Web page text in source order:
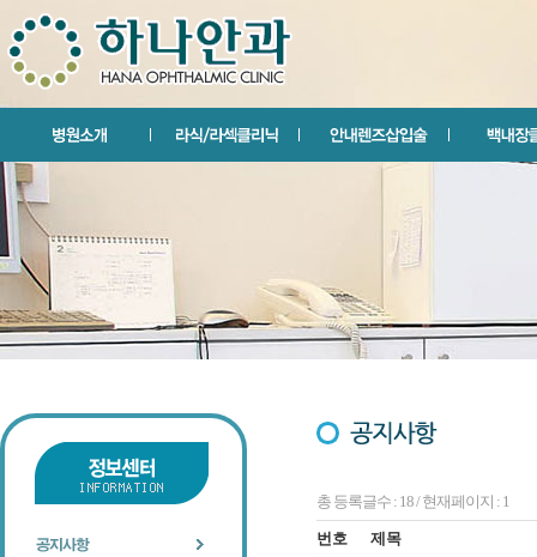
총 등록글수 : 18 / 현재페이지 : 1
번호 제목